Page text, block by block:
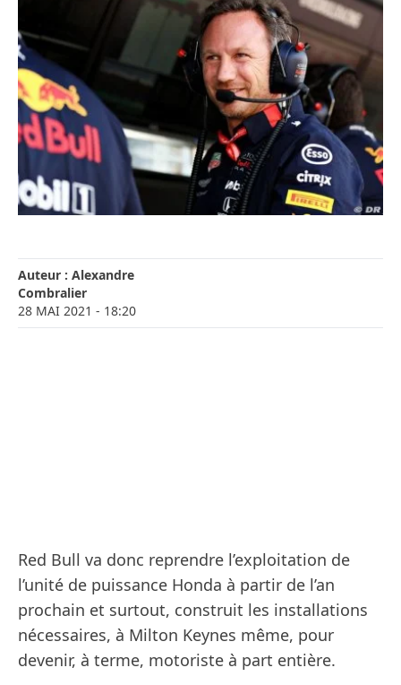
Auteur : Alexandre
Combralier
28 MAI 2021 - 18:20
Red Bull va donc reprendre l’exploitation de
l’unité de puissance Honda à partir de l’an
prochain et surtout, construit les installations
nécessaires, à Milton Keynes même, pour
devenir, à terme, motoriste à part entière.